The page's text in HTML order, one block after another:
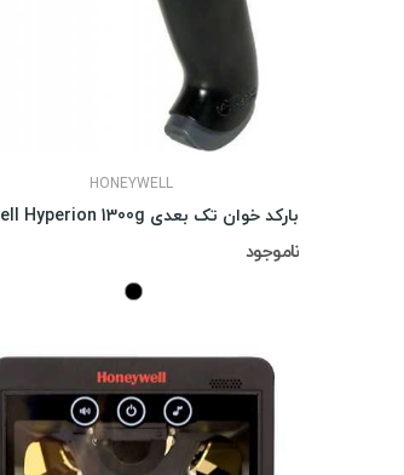
HONEYWELL
ناموجود